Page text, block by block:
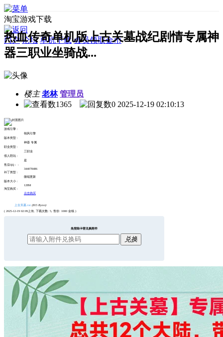
淘宝游戏下载
门户 论坛 单机下载 会员领取金币
热血传奇单机版上古关墓战纪剧情专属神
器三职业坐骑战...
楼主 老林 管理员
1365
0 2025-12-19 02:10:13
游戏引擎 :
翎风引擎
版本类型 :
神器 专属
职业类型 :
三职业
假人陪玩 :
是
售后QQ： :
344078486
补丁类型 :
微端更新
版本大小 :
128M
淘宝购买 :
点击购买
上古关墓.txt (815 Bytes)
( 2025-12-19 02:09上传, 下载次数: 5, 售价: 1000 金钱 )
免登陆卡密兑换附件
兑换